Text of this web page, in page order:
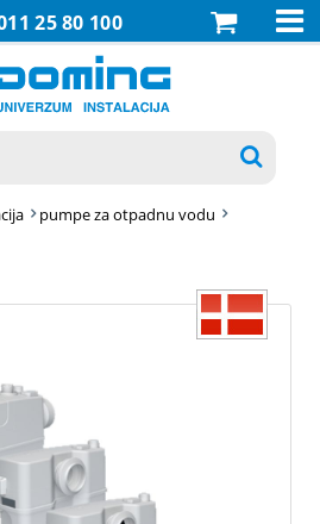
25 80 100 

pumpe za otpadnu vodu